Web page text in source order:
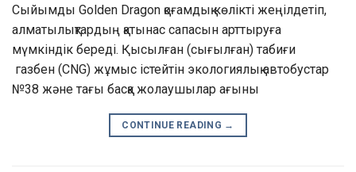
Сыйымды Golden Dragon қоғамдық көлікті жеңілдетіп,
алматылықтардың қатынас сапасын арттыруға
мүмкіндік береді. Қысылған (сығылған) табиғи
газбен (CNG) жұмыс істейтін экологиялық автобустар
№38 және тағы басқа жолаушылар ағыны
CONTINUE READING →